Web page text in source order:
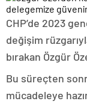
CHP’de 2023
değişim
bırakan Özgür
Bu süreçten
mücadeleye